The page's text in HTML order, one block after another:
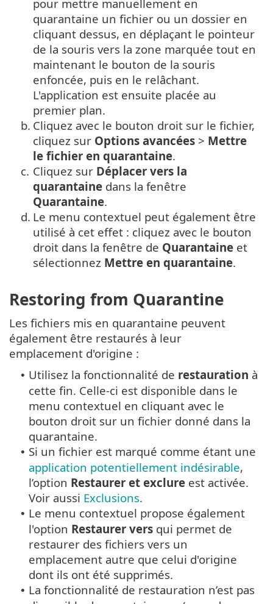
pour mettre manuellement en
quarantaine un fichier ou un dossier en
cliquant dessus, en déplaçant le pointeur
de la souris vers la zone marquée tout en
maintenant le bouton de la souris
enfoncée, puis en le relâchant.
L'application est ensuite placée au
premier plan.
b. Cliquez avec le bouton droit sur le fichier,
cliquez sur Options avancées > Mettre
le fichier en quarantaine.
c. Cliquez sur Déplacer vers la
quarantaine dans la fenêtre
Quarantaine.
d. Le menu contextuel peut également être
utilisé à cet effet : cliquez avec le bouton
droit dans la fenêtre de Quarantaine et
sélectionnez Mettre en quarantaine.
Restoring from Quarantine
Les fichiers mis en quarantaine peuvent
également être restaurés à leur
emplacement d'origine :
• Utilisez la fonctionnalité de restauration à
cette fin. Celle-ci est disponible dans le
menu contextuel en cliquant avec le
bouton droit sur un fichier donné dans la
quarantaine.
• Si un fichier est marqué comme étant une
application potentiellement indésirable,
l’option Restaurer et exclure est activée.
Voir aussi Exclusions.
• Le menu contextuel propose également
l'option Restaurer vers qui permet de
restaurer des fichiers vers un
emplacement autre que celui d'origine
dont ils ont été supprimés.
• La fonctionnalité de restauration n’est pas